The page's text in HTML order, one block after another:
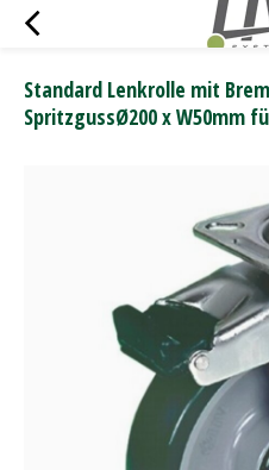
Standard Lenkrolle mit
SpritzgussØ200 x W50mm